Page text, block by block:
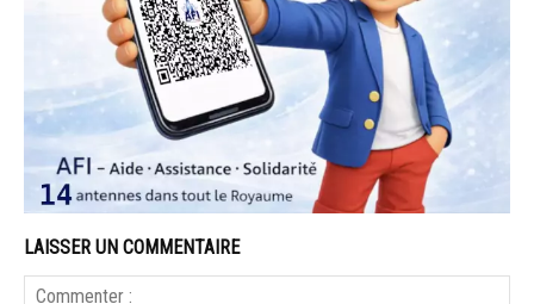
LAISSER UN COMMENTAIRE